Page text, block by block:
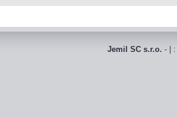
Jemil SC s.r.o. - |